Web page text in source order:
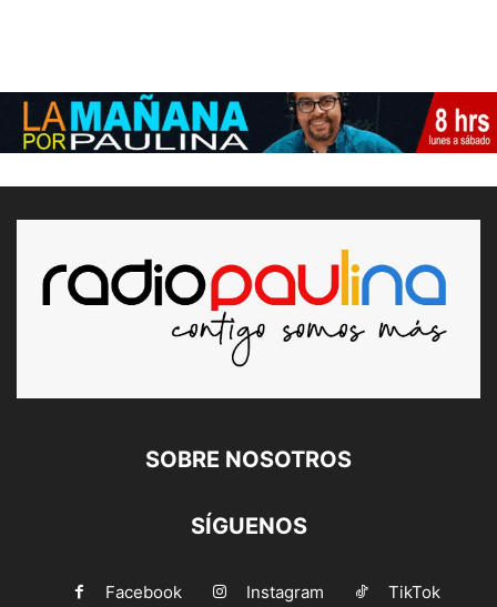
SOBRE NOSOTROS
SÍGUENOS
Facebook Instagram TikTok